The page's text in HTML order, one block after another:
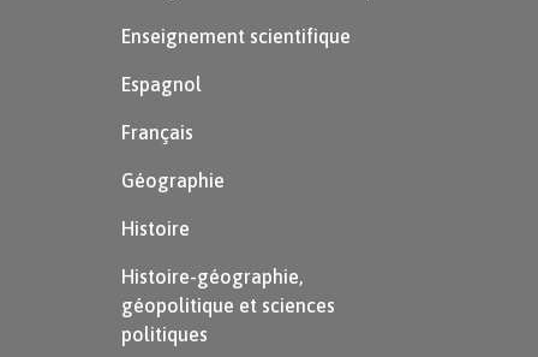
Enseignement scientifique
Espagnol
Français
Géographie
Histoire
Histoire-géographie,
géopolitique et sciences
politiques